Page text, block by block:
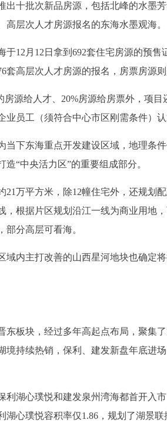
出十批次新品房源，包括北峰的水墨
层次人才房源报名的东海水墨观海。
12月12日拿到692套住宅房源的预售
高层次人才房源的报名，房票房源则
房源给人才、20%房源给房票外，项
员工（须符合中心市区刚需条件）认
当下东海重点开发建设区域，地理条
“中央活力区”的重要组成部分。
万平方米，除12幢住宅外，还规划
，根据片区规划沿江一线为商业用地
分高层可看海。
域内主打改善的山西星河地块也确定
东板块，经过多年高起点布局，聚集
境持续热销，保利、建发新盘年底进
利湖心璞悦和建发泉州湾海都首开入
湖心璞悦容积率仅1.86，规划了湖景